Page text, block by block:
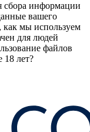
сбора информации
вашего
как мы используем
для людей
файлов
18 лет?